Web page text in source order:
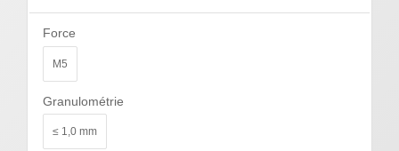
Force
M5
Granulométrie
≤ 1,0 mm